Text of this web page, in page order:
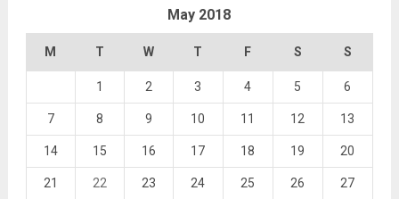
May 2018
M T W T F S S
1 2 3 4 5 6
7 8 9 10 11 12 13
14 15 16 17 18 19 20
21 22 23 24 25 26 27